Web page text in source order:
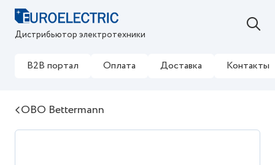
Дистрибьютор электротехники
B2B портал Оплата Доставка Контакты
OBO Bettermann